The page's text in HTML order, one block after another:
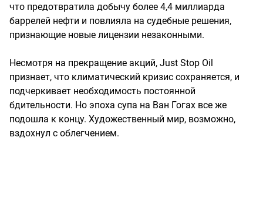
что предотвратила добычу более 4,4 миллиарда
баррелей нефти и повлияла на судебные решения,
признающие новые лицензии незаконными.
Несмотря на прекращение акций, Just Stop Oil
признает, что климатический кризис сохраняется, и
подчеркивает необходимость постоянной
бдительности. Но эпоха супа на Ван Гогах все же
подошла к концу. Художественный мир, возможно,
вздохнул с облегчением.